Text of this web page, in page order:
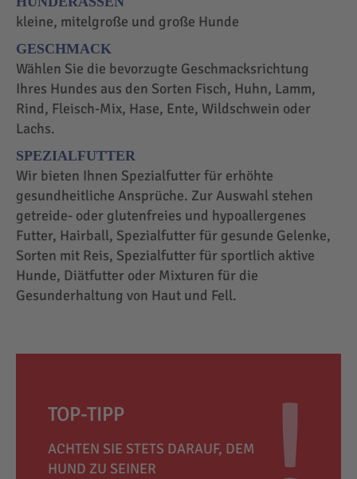
kleine, mitelgroße und große Hunde
GESCHMACK
Wählen Sie die bevorzugte Geschmacksrichtung
Ihres Hundes aus den Sorten Fisch, Huhn, Lamm,
Rind, Fleisch-Mix, Hase, Ente, Wildschwein oder
Lachs.
SPEZIALFUTTER
Wir bieten Ihnen Spezialfutter für erhöhte
gesundheitliche Ansprüche. Zur Auswahl stehen
getreide- oder glutenfreies und hypoallergenes
Futter, Hairball, Spezialfutter für gesunde Gelenke,
Sorten mit Reis, Spezialfutter für sportlich aktive
Hunde, Diätfutter oder Mixturen für die
Gesunderhaltung von Haut und Fell.
TOP-TIPP
ACHTEN SIE STETS DARAUF, DEM
HUND ZU SEINER